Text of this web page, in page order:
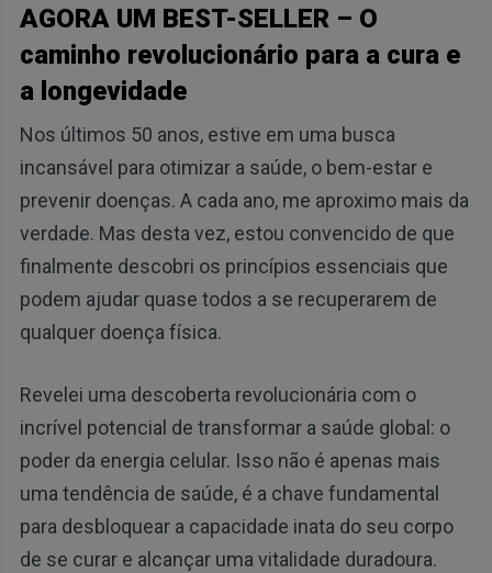
AGORA UM BEST-SELLER – O
caminho revolucionário para a cura e
a longevidade
Nos últimos 50 anos, estive em uma busca
incansável para otimizar a saúde, o bem-estar e
prevenir doenças. A cada ano, me aproximo mais da
verdade. Mas desta vez, estou convencido de que
finalmente descobri os princípios essenciais que
podem ajudar quase todos a se recuperarem de
qualquer doença física.
Revelei uma descoberta revolucionária com o
incrível potencial de transformar a saúde global: o
poder da energia celular. Isso não é apenas mais
uma tendência de saúde, é a chave fundamental
para desbloquear a capacidade inata do seu corpo
de se curar e alcançar uma vitalidade duradoura.